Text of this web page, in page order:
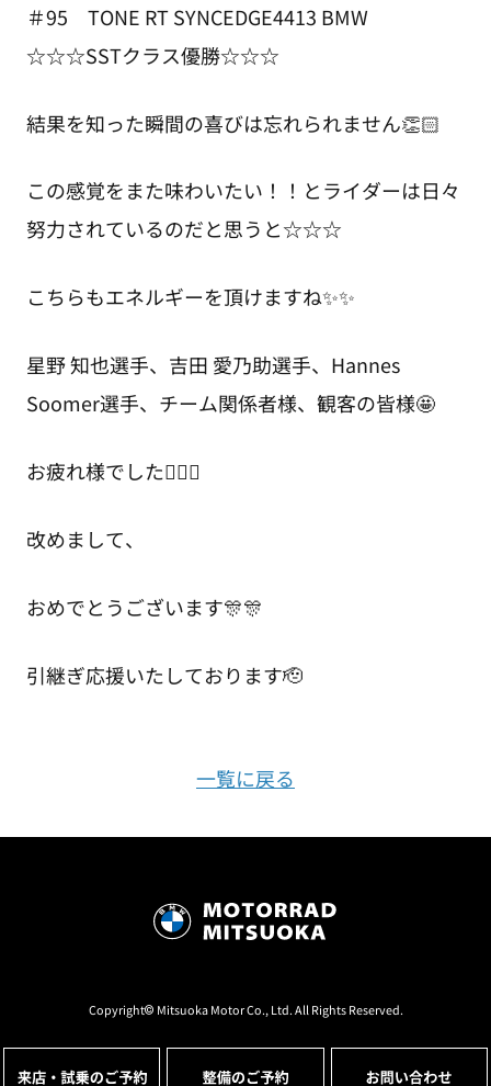
＃95 TONE RT SYNCEDGE4413 BMW
☆☆☆SSTクラス優勝☆☆☆
結果を知った瞬間の喜びは忘れられません👏🏻
この感覚をまた味わいたい！！とライダーは日々
努力されているのだと思うと☆☆☆
こちらもエネルギーを頂けますね✨✨
星野 知也選手、吉田 愛乃助選手、Hannes
Soomer選手、チーム関係者様、観客の皆様🤩
お疲れ様でした🙇🏻‍♀️
改めまして、
おめでとうございます🎊🎊
引継ぎ応援いたしております🫡
一覧に戻る
Copyright© Mitsuoka Motor Co., Ltd. All Rights Reserved.